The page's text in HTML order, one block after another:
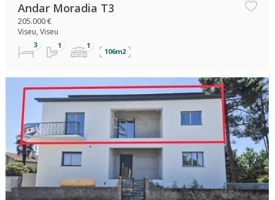
Andar Moradia T3
205.000 €
Viseu, Viseu
106m2